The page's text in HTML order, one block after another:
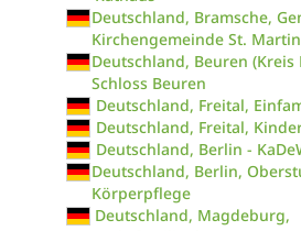
Deutschland, Bramsche,
Kirchengemeinde St. Martin
Deutschland, Beuren (Kreis
Schloss Beuren
Deutschland, Freital,
Deutschland, Freital,
Deutschland, Berlin -
Deutschland, Berlin,
Körperpflege
Deutschland, Magdeburg,